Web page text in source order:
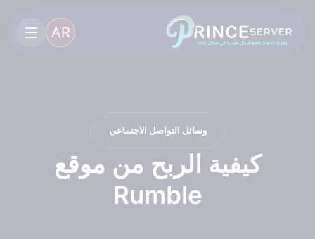
AR
وسائل التواصل الاجتماعي
كيفية الربح من موقع
Rumble